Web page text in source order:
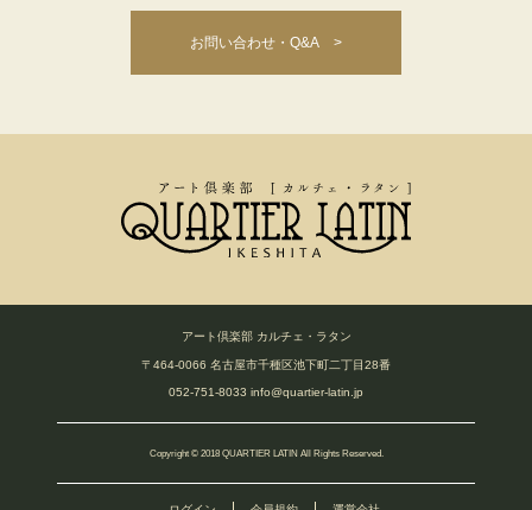
お問い合わせ・Q&A >
アート倶楽部 カルチェ・ラタン
〒464-0066 名古屋市千種区池下町二丁目28番
052-751-8033 info@quartier-latin.jp
Copyright © 2018 QUARTIER LATIN All Rights Reserved.